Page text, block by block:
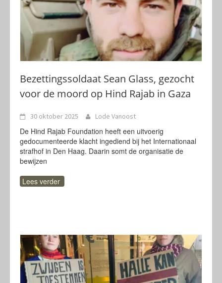
Bezettingssoldaat Sean Glass, gezocht
voor de moord op Hind Rajab in Gaza
30 oktober 2025 Lode Vanoost
De Hind Rajab Foundation heeft een uitvoerig
gedocumenteerde klacht ingediend bij het Internationaal
strafhof in Den Haag. Daarin somt de organisatie de
bewijzen
Lees verder